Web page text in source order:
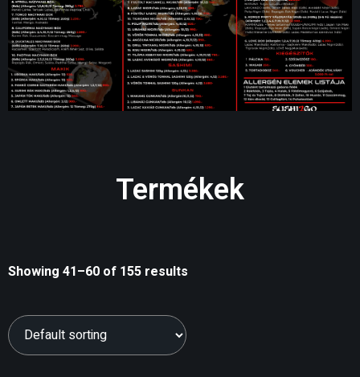
Termékek
Showing 41–60 of 155 results